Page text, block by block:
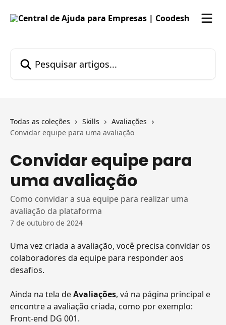
Todas as coleções Skills
Avaliações
Convidar equipe para uma avaliação
Convidar equipe para
uma avaliação
Como convidar a sua equipe para realizar uma
avaliação da plataforma
7 de outubro de 2024
Uma vez criada a avaliação, você precisa convidar os
colaboradores da equipe para responder aos
desafios.
Ainda na tela de Avaliações, vá na página principal e
encontre a avaliação criada, como por exemplo:
Front-end DG 001.